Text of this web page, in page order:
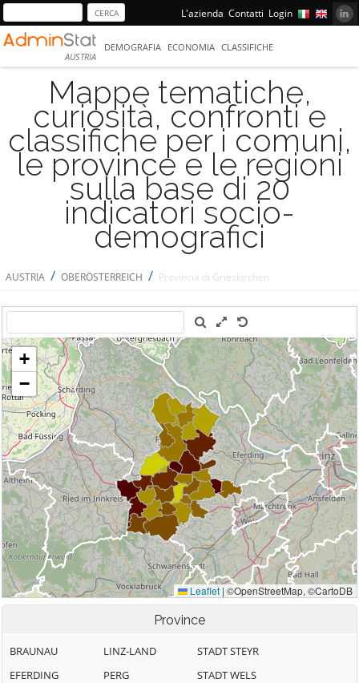
L'azienda Contatti Login
AUSTRIA
DEMOGRAFIA ECONOMIA CLASSIFICHE
Mappe tematiche,
curiosità, confronti e
classifiche per i comuni,
le province e le regioni
sulla base di 20
indicatori socio-
demografici
AUSTRIA / OBERÖSTERREICH / Provincia di Grieskirchen
Province
BRAUNAU
EFERDING
LINZ-LAND
PERG
STADT STEYR
STADT WELS